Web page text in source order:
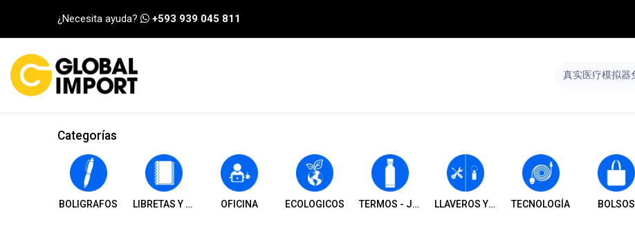
¿Necesita ayuda? +593 939 045 811
Categorías
BOLIGRAFOS LIBRETAS Y CUADERNOS OFICINA ECOLOGICOS TERMOS - JARROS - TOMATODOS Y VASOS LLAVEROS Y HERRAMIENTAS TECNOLOGÍA BOLSOS